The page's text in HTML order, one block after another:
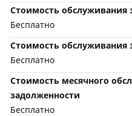
Стоимость обслуживания
Бесплатно
Стоимость обслуживания
Бесплатно
Стоимость месячного
задолженности
Бесплатно